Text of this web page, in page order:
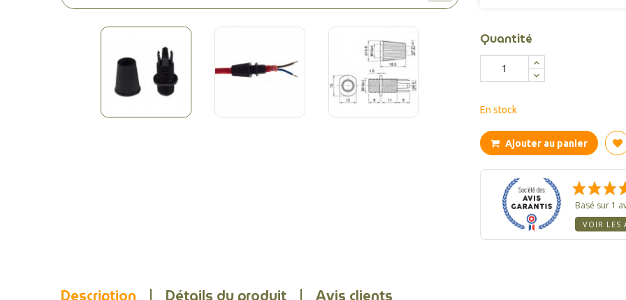
Quantité
En stock
Ajouter au panier
Basé sur 1
VOIR LES